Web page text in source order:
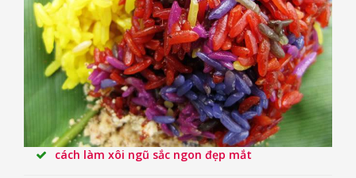
cách làm xôi ngũ sắc ngon đẹp mắt